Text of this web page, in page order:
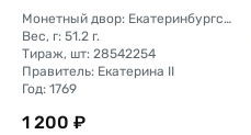
Монетный двор: Екатеринбургский монетный двор
Вес, г: 51.2 г.
Тираж, шт: 28542254
Правитель: Екатерина II
Год: 1769
1 200 ₽